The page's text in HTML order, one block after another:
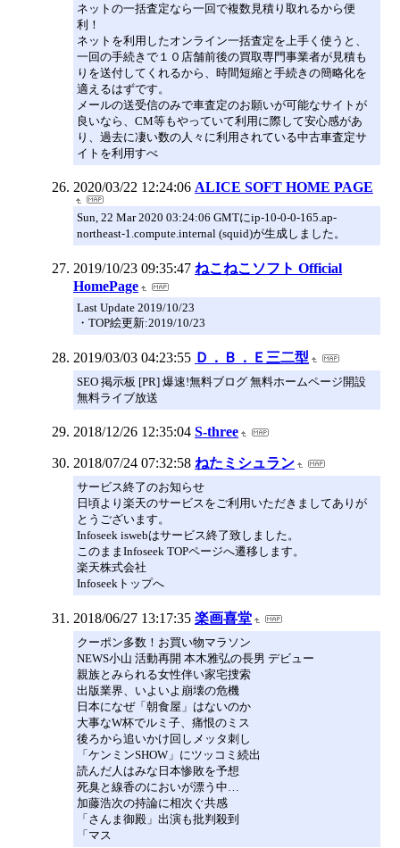
ネットの一括査定なら一回で複数見積り取れるから便
利！
ネットを利用したオンライン一括査定を上手く使うと、
一回の手続きで１０店舗前後の買取専門事業者が見積も
りを送付してくれるから、時間短縮と手続きの簡略化を
適えるはずです。
メールの送受信のみで車査定のお願いが可能なサイトが
良いなら、CM等もやっていて利用に際して安心感があ
り、過去に凄い数の人々に利用されている中古車査定サ
イトを利用すべ
2020/03/22 12:24:06 ALICE SOFT HOME PAGE
Sun, 22 Mar 2020 03:24:06 GMTにip-10-0-0-165.ap-
northeast-1.compute.internal (squid)が生成しました。
2019/10/23 09:35:47 ねこねこソフト Official
HomePage
Last Update 2019/10/23
・TOP絵更新:2019/10/23
2019/03/03 04:23:55 Ｄ．Ｂ．Ｅ三二型
SEO 掲示板 [PR] 爆速!無料ブログ 無料ホームページ開設
無料ライブ放送
2018/12/26 12:35:04 S-three
2018/07/24 07:32:58 ねたミシュラン
サービス終了のお知らせ
日頃より楽天のサービスをご利用いただきましてありが
とうございます。
Infoseek iswebはサービス終了致しました。
このままInfoseek TOPページへ遷移します。
楽天株式会社
Infoseekトップへ
2018/06/27 13:17:35 楽画喜堂
クーポン多数！お買い物マラソン
NEWS小山 活動再開 本木雅弘の長男 デビュー
親族とみられる女性伴い家宅捜索
出版業界、いよいよ崩壊の危機
日本になぜ「朝食屋」はないのか
大事なW杯でルミ子、痛恨のミス
後ろから追いかけ回しメッタ刺し
「ケンミンSHOW」にツッコミ続出
読んだ人はみな日本惨敗を予想
死臭と線香のにおいが漂う中…
加藤浩次の持論に相次ぐ共感
「さんま御殿」出演も批判殺到
「マス